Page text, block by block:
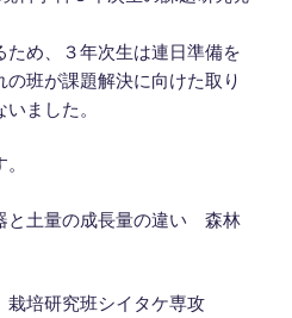
ため、３年次生は連日準備を
班が課題解決に向けた取り
ました。
と土量の成長量の違い 森林
培研究班シイタケ専攻